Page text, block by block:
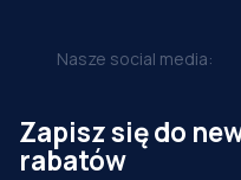
Nasze social media:
Zapisz się do
rabatów